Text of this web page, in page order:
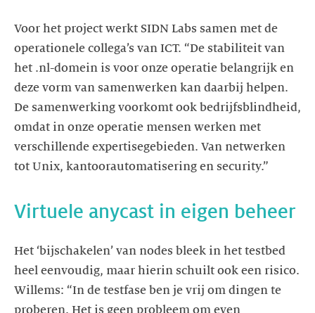
Voor het project werkt SIDN Labs samen met de
operationele collega’s van ICT. “De stabiliteit van
het .nl-domein is voor onze operatie belangrijk en
deze vorm van samenwerken kan daarbij helpen.
De samenwerking voorkomt ook bedrijfsblindheid,
omdat in onze operatie mensen werken met
verschillende expertisegebieden. Van netwerken
Het ‘bijschakelen’ van nodes bleek in het testbed
heel eenvoudig, maar hierin schuilt ook een risico.
Willems: “In de testfase ben je vrij om dingen te
proberen. Het is geen probleem om even